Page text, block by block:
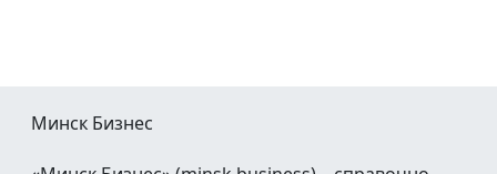
Минск Бизнес